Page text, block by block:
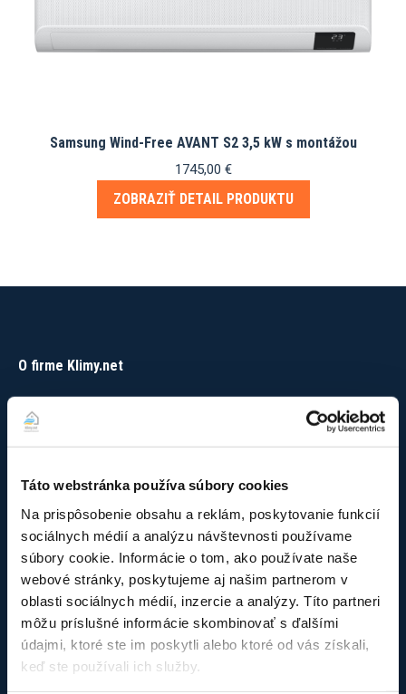
Táto webstránka používa súbory cookies
Na prispôsobenie obsahu a reklám, poskytovanie funkcií
sociálnych médií a analýzu návštevnosti používame
súbory cookie. Informácie o tom, ako používate naše
webové stránky, poskytujeme aj našim partnerom v
oblasti sociálnych médií, inzercie a analýzy. Títo partneri
môžu príslušné informácie skombinovať s ďalšími
údajmi, ktoré ste im poskytli alebo ktoré od vás získali,
keď ste používali ich služby.
Samsung Wind-Free AVANT S2 3,5 kW s montážou
1745,00 €
ZOBRAZIŤ DETAIL PRODUKTU
O firme Klimy.net
profesionálnu montáž alebo servis klimatizácií a tepelných
čerpadiel. Pôsobíme v Bratislavskom a Trnavskom kraji (iné
zákazníkom aj Vy. Sme Klimy.net – poradíme, namontujete a
staráme sa o Vaše zariadenie aj ďalšie roky.
Nie je firma ako firma – naše oprávnenia :
Oprávnenie technickej inšpekcie
Overenie odborných vedomostí
Overenie odb. vedomostí – nad 25kg
Doklad o overení odb. vedomostí
Doklad o certifikácii TČ